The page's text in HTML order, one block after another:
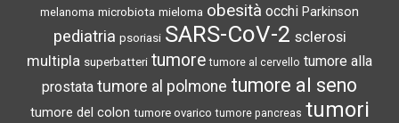
melanoma microbiota mieloma obesità occhi Parkinson
pediatria psoriasi SARS-CoV-2 sclerosi
multipla superbatteri tumore tumore al cervello tumore alla
prostata tumore al polmone tumore al seno
tumore del colon tumore ovarico tumore pancreas tumori